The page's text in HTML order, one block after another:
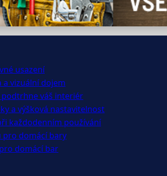
usazení
vizuální dojem
podtrhne váš interiér
a výšková nastavitelnost
každodenním používání
pro domácí bary
domácí bar